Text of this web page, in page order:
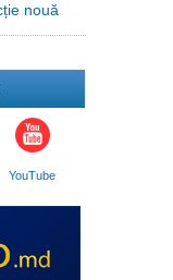
nouă
YouTube